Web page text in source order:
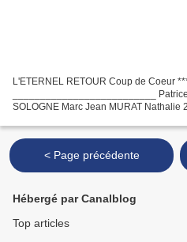
L'ETERNEL RETOUR Coup de Coeur
__________________________
SOLOGNE Marc Jean MURAT Nathalie
< Page précédente
Hébergé par Canalblog
Top articles